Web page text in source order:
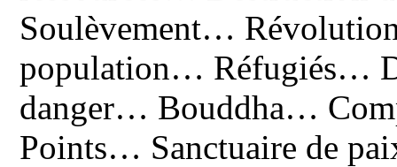
Soulèvement…
population… Réfugiés…
danger… Bouddha…
Points… Sanctuaire de